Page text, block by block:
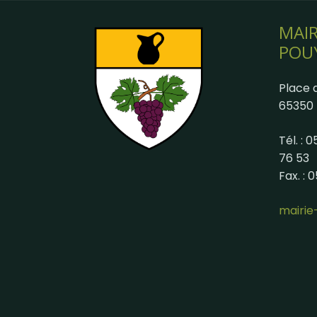
Place
65350
Tél. :
76 53
Fax. :